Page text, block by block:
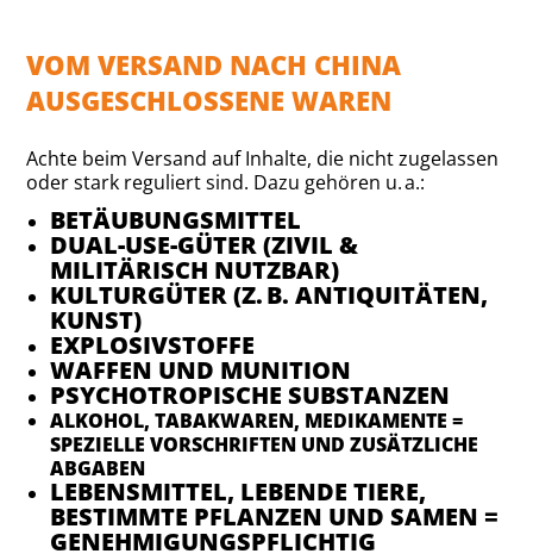
VOM VERSAND NACH CHINA
AUSGESCHLOSSENE WAREN
Achte beim Versand auf Inhalte, die nicht zugelassen
oder stark reguliert sind. Dazu gehören u. a.:
BETÄUBUNGSMITTEL
DUAL-USE-GÜTER (ZIVIL &
MILITÄRISCH NUTZBAR)
KULTURGÜTER (Z. B. ANTIQUITÄTEN,
KUNST)
EXPLOSIVSTOFFE
WAFFEN UND MUNITION
PSYCHOTROPISCHE SUBSTANZEN
ALKOHOL, TABAKWAREN, MEDIKAMENTE =
SPEZIELLE VORSCHRIFTEN UND ZUSÄTZLICHE
ABGABEN
LEBENSMITTEL, LEBENDE TIERE,
BESTIMMTE PFLANZEN UND SAMEN =
GENEHMIGUNGSPFLICHTIG